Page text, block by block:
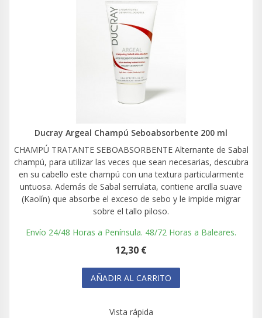
Ducray Argeal Champú Seboabsorbente 200 ml
CHAMPÚ TRATANTE SEBOABSORBENTE Alternante de Sabal
champú, para utilizar las veces que sean necesarias, descubra
en su cabello este champú con una textura particularmente
untuosa. Además de Sabal serrulata, contiene arcilla suave
(Kaolín) que absorbe el exceso de sebo y le impide migrar
sobre el tallo piloso.
Envío 24/48 Horas a Península. 48/72 Horas a Baleares.
12,30 €
AÑADIR AL CARRITO
Vista rápida